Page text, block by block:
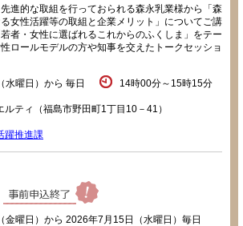
進的な取組を行っておられる森永乳業様から「森
女性活躍等の取組と企業メリット」についてご講
者・女性に選ばれるこれからのふくしま」をテー
ロールモデルの方や知事を交えたトークセッショ
水曜日）から 毎日 14時00分～15時15分
ティ（福島市野田町1丁目10－41）
躍推進課
金曜日）から 2026年7月15日（水曜日）毎日